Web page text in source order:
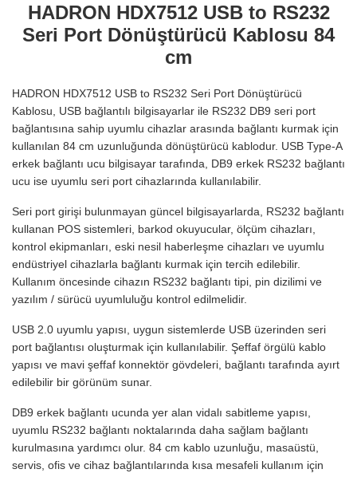
HADRON HDX7512 USB to RS232
Seri Port Dönüştürücü Kablosu 84
cm
HADRON HDX7512 USB to RS232 Seri Port Dönüştürücü
Kablosu, USB bağlantılı bilgisayarlar ile RS232 DB9 seri port
bağlantısına sahip uyumlu cihazlar arasında bağlantı kurmak için
kullanılan 84 cm uzunluğunda dönüştürücü kablodur. USB Type-A
erkek bağlantı ucu bilgisayar tarafında, DB9 erkek RS232 bağlantı
ucu ise uyumlu seri port cihazlarında kullanılabilir.
Seri port girişi bulunmayan güncel bilgisayarlarda, RS232 bağlantı
kullanan POS sistemleri, barkod okuyucular, ölçüm cihazları,
kontrol ekipmanları, eski nesil haberleşme cihazları ve uyumlu
endüstriyel cihazlarla bağlantı kurmak için tercih edilebilir.
Kullanım öncesinde cihazın RS232 bağlantı tipi, pin dizilimi ve
yazılım / sürücü uyumluluğu kontrol edilmelidir.
USB 2.0 uyumlu yapısı, uygun sistemlerde USB üzerinden seri
port bağlantısı oluşturmak için kullanılabilir. Şeffaf örgülü kablo
yapısı ve mavi şeffaf konnektör gövdeleri, bağlantı tarafında ayırt
edilebilir bir görünüm sunar.
DB9 erkek bağlantı ucunda yer alan vidalı sabitleme yapısı,
uyumlu RS232 bağlantı noktalarında daha sağlam bağlantı
kurulmasına yardımcı olur. 84 cm kablo uzunluğu, masaüstü,
servis, ofis ve cihaz bağlantılarında kısa mesafeli kullanım için